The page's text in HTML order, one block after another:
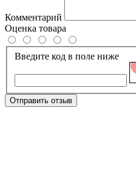
Комментарий
Оценка товара
Введите код в поле ниже
Отправить отзыв